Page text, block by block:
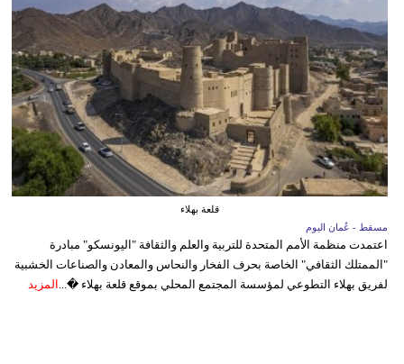
قلعة بهلاء
مسقط - عُمان اليوم
اعتمدت منظمة الأمم المتحدة للتربية والعلم والثقافة "اليونسكو" مبادرة
"الممتلك الثقافي" الخاصة بحرف الفخار والنحاس والمعادن والصناعات الخشبية
لفريق بهلاء التطوعي لمؤسسة المجتمع المحلي بموقع قلعة بهلاء �... المزيد